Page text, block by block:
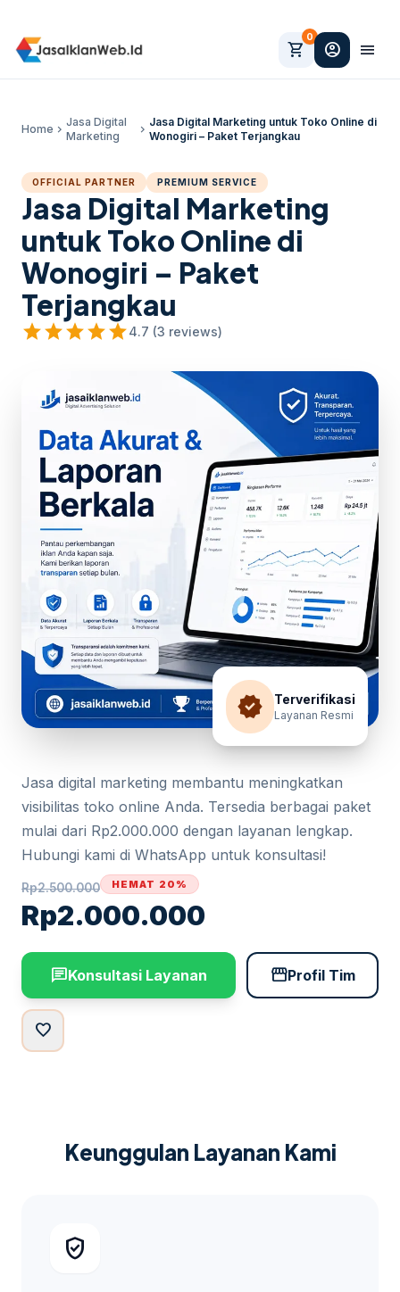
shopping_cart
0
account_circle menu
Home chevron_right
Jasa Digital
Marketing
chevron_right
Jasa Digital Marketing untuk Toko Online di
Wonogiri – Paket Terjangkau
OFFICIAL PARTNER PREMIUM SERVICE
Jasa Digital Marketing
untuk Toko Online di
Wonogiri – Paket
Terjangkau
starstarstarstarstar4.7 (3 reviews)
verified Terverifikasi
Layanan Resmi
Jasa digital marketing membantu meningkatkan
visibilitas toko online Anda. Tersedia berbagai paket
mulai dari Rp2.000.000 dengan layanan lengkap.
Hubungi kami di WhatsApp untuk konsultasi!
Rp2.500.000
Rp2.000.000
HEMAT 20%
chatKonsultasi Layanan storefrontProfil Tim
favorite
Keunggulan Layanan Kami
verified_user